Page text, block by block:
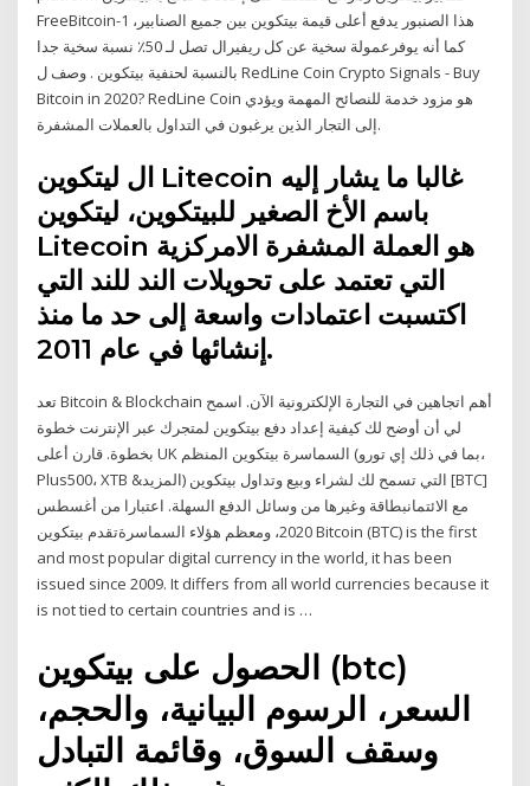
FreeBitcoin-1 هذا الصنبور يدفع أعلى قيمة بيتكوين بين جميع الصنابير،
كما أنه يوفرعمولة سخية عن كل ريفيرال تصل لـ 50٪ نسبة سخية جدا
بالنسبة لحنفية بيتكوين . وصف ل RedLine Coin Crypto Signals - Buy
Bitcoin in 2020? RedLine Coin هو مزود خدمة للنصائح المهمة ويؤدي
إلى التجار الذين يرغبون في التداول بالعملات المشفرة.
ال ليتكوين Litecoin غالبا ما يشار إليه
باسم الأخ الصغير للبيتكوين، ليتكوين
Litecoin هو العملة المشفرة الامركزية
التي تعتمد على تحويلات الند للند التي
اكتسبت اعتمادات واسعة إلى حد ما منذ
إنشائها في عام 2011.
تعد Bitcoin & Blockchain أهم اتجاهين في التجارة الإلكترونية الآن. اسمح
لي أن أوضح لك كيفية إعداد دفع بيتكوين لمتجرك عبر الإنترنت خطوة
بخطوة. قارن أعلى UK السماسرة بيتكوين المنظم (بما في ذلك إي تورو،
Plus500، XTB &المزيد) التي تسمح لك لشراء وبيع وتداول بيتكوين [BTC]
مع الائتمانبطاقة وغيرها من وسائل الدفع السهلة. اعتبارا من أغسطس
2020، ومعظم هؤلاء السماسرةتقدم بيتكوين Bitcoin (BTC) is the first
and most popular digital currency in the world, it has been
issued since 2009. It differs from all world currencies because it
is not tied to certain countries and is …
الحصول على بيتكوين (btc)
السعر، الرسوم البيانية، والحجم،
وسقف السوق، وقائمة التبادل